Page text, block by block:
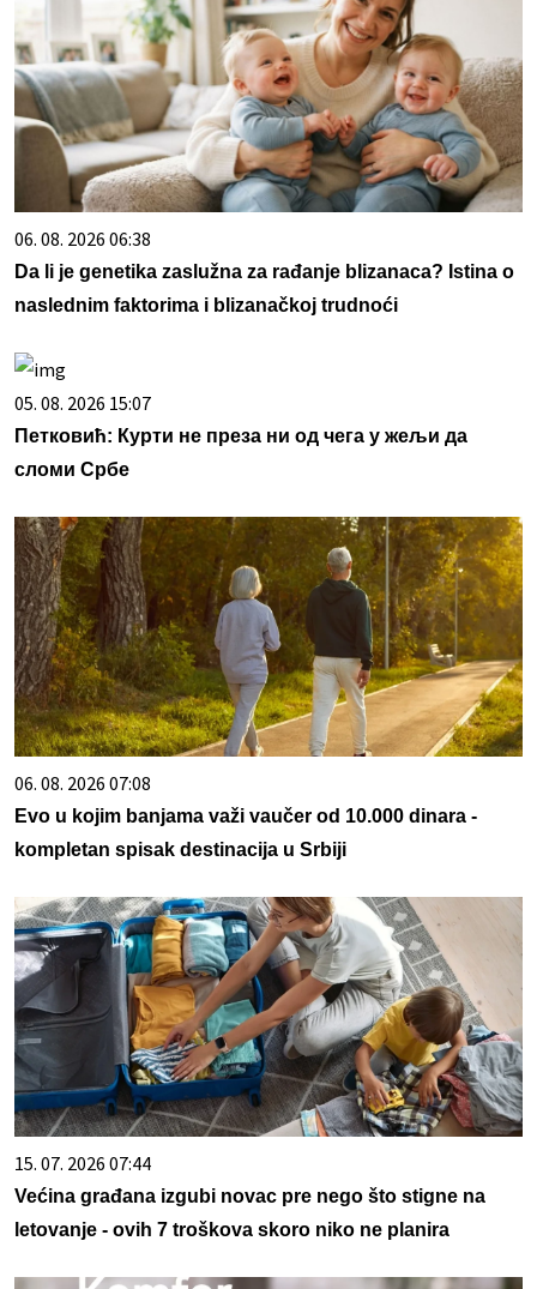
06. 08. 2026 06:38
Da li je genetika zaslužna za rađanje blizanaca? Istina o
naslednim faktorima i blizanačkoj trudnoći
05. 08. 2026 15:07
Петковић: Курти не преза ни од чега у жељи да
сломи Србе
06. 08. 2026 07:08
Evo u kojim banjama važi vaučer od 10.000 dinara -
kompletan spisak destinacija u Srbiji
15. 07. 2026 07:44
Većina građana izgubi novac pre nego što stigne na
letovanje - ovih 7 troškova skoro niko ne planira